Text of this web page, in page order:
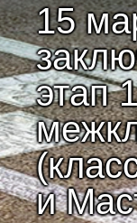
15
этап
и